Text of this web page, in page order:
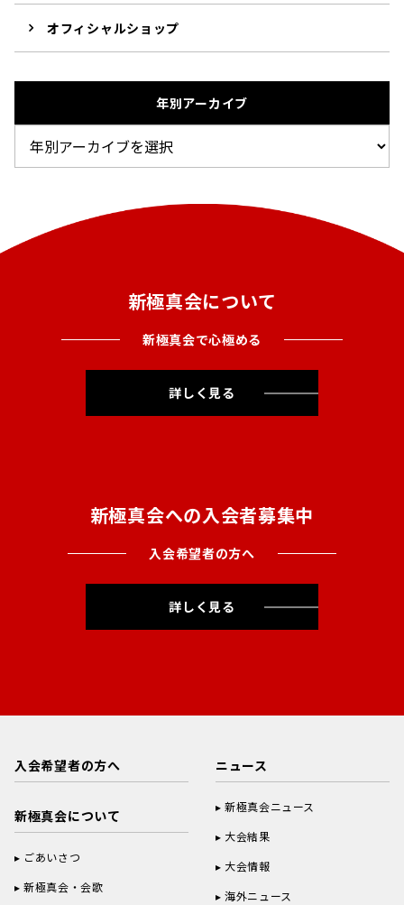
オフィシャルショップ
年別アーカイブ
新極真会について
新極真会で心極める
詳しく見る
新極真会への入会者募集中
入会希望者の方へ
詳しく見る
入会希望者の方へ
新極真会について
ごあいさつ
新極真会・会歌
ニュース
新極真会ニュース
大会結果
大会情報
海外ニュース